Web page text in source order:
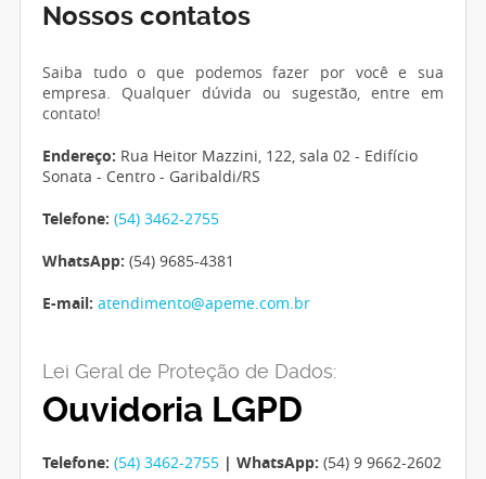
Nossos contatos
Saiba tudo o que podemos fazer por você e sua
empresa. Qualquer dúvida ou sugestão, entre em
contato!
Endereço: Rua Heitor Mazzini, 122, sala 02 - Edifício
Sonata - Centro - Garibaldi/RS
Telefone: (54) 3462-2755
WhatsApp: (54) 9685-4381
E-mail: atendimento@apeme.com.br
Lei Geral de Proteção de Dados:
Ouvidoria LGPD
Telefone: (54) 3462-2755 | WhatsApp: (54) 9 9662-2602